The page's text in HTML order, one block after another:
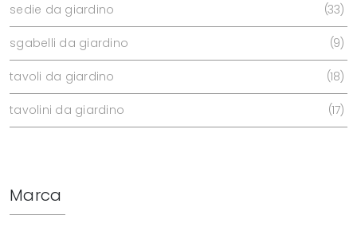
sedie da giardino 33
sgabelli da giardino 9
tavoli da giardino 18
tavolini da giardino 17
Marca